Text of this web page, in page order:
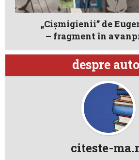
„Cişmigienii” de
– fragment în
despre
citeste-